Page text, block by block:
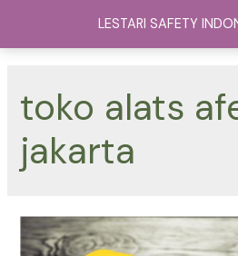
LESTARI SAFETY
konten
toko alats
jakarta